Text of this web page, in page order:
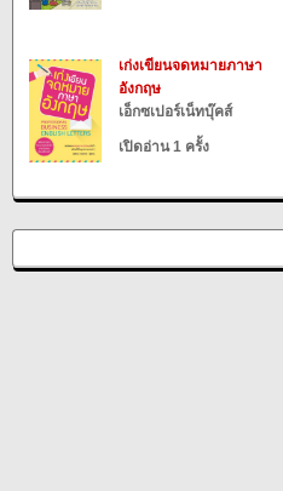
เก่งเขียนจดหมายภาษา
อังกฤษ
เอ็กซเปอร์เน็ทบุ๊คส์
เปิดอ่าน 1 ครั้ง